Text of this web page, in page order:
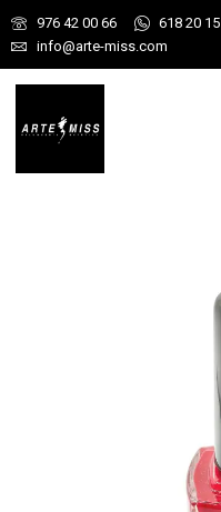
976 42 00 66
618 20
info@arte-miss.com